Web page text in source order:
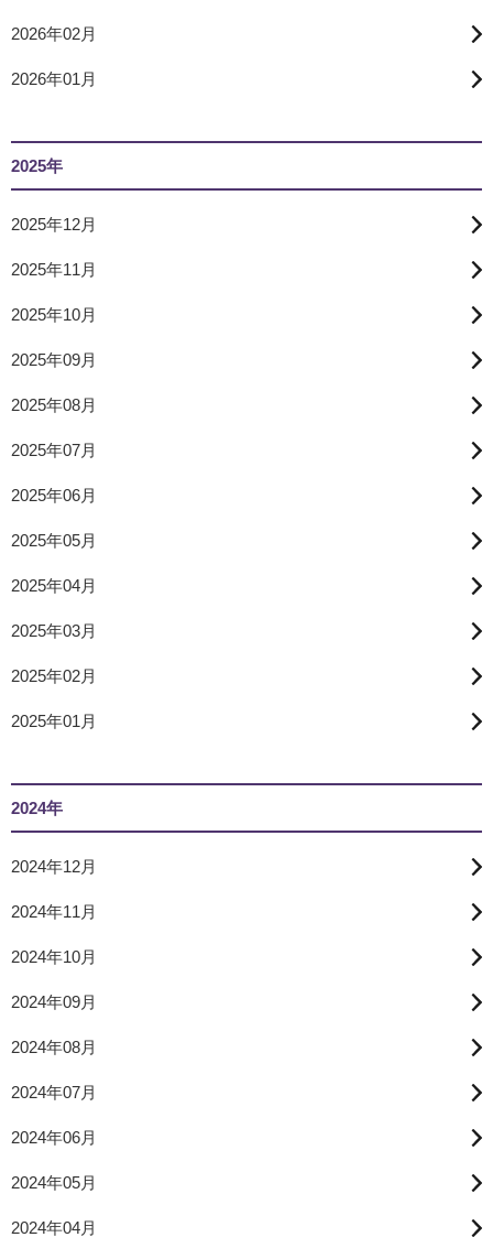
2026年02月
2026年01月
2025年
2025年12月
2025年11月
2025年10月
2025年09月
2025年08月
2025年07月
2025年06月
2025年05月
2025年04月
2025年03月
2025年02月
2025年01月
2024年
2024年12月
2024年11月
2024年10月
2024年09月
2024年08月
2024年07月
2024年06月
2024年05月
2024年04月